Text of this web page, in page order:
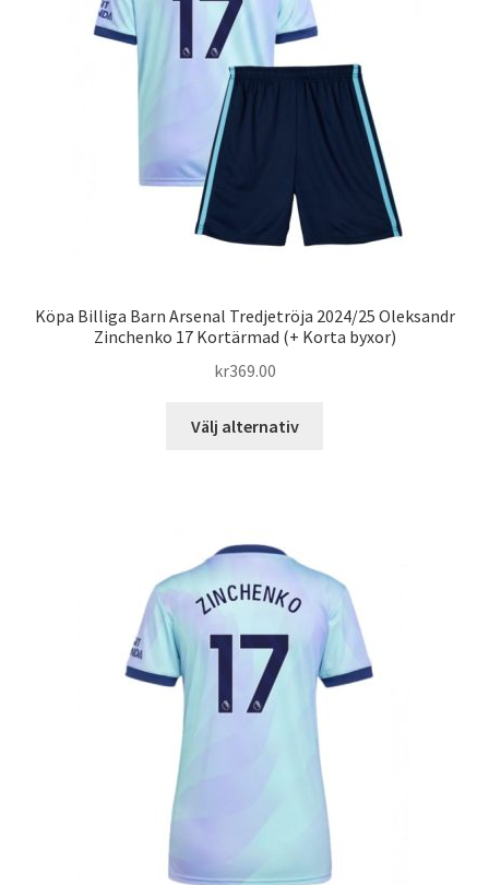
produktsidan
Köpa Billiga Barn Arsenal Tredjetröja 2024/25 Oleksandr
Zinchenko 17 Kortärmad (+ Korta byxor)
kr369.00
Välj alternativ
De
olika
alternativen
kan
väljas